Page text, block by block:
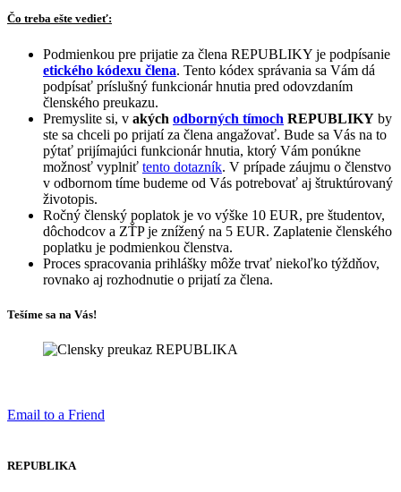
Čo treba ešte vedieť:
Podmienkou pre prijatie za člena REPUBLIKY je podpísanie
etického kódexu člena. Tento kódex správania sa Vám dá
podpísať príslušný funkcionár hnutia pred odovzdaním
členského preukazu.
Premyslite si, v akých odborných tímoch REPUBLIKY by
ste sa chceli po prijatí za člena angažovať. Bude sa Vás na to
pýtať prijímajúci funkcionár hnutia, ktorý Vám ponúkne
možnosť vyplniť tento dotazník. V prípade záujmu o členstvo
v odbornom tíme budeme od Vás potrebovať aj štruktúrovaný
životopis.
Ročný členský poplatok je vo výške 10 EUR, pre študentov,
dôchodcov a ZŤP je znížený na 5 EUR. Zaplatenie členského
poplatku je podmienkou členstva.
Proces spracovania prihlášky môže trvať niekoľko týždňov,
rovnako aj rozhodnutie o prijatí za člena.
Tešíme sa na Vás!
Email to a Friend
REPUBLIKA